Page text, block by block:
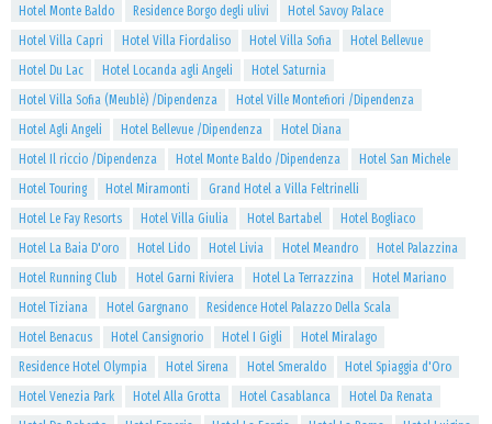
Hotel Monte Baldo Residence Borgo degli ulivi
Hotel Savoy Palace
Hotel Villa Capri
Hotel Villa Fiordaliso Hotel Villa Sofia
Hotel Bellevue
Hotel Du Lac
Hotel Locanda agli Angeli
Hotel Saturnia
Hotel Villa Sofia (Meublè) /Dipendenza
Hotel Ville Montefiori /Dipendenza
Hotel Agli Angeli
Hotel Bellevue /Dipendenza
Hotel Diana
Hotel Il riccio /Dipendenza
Hotel Monte Baldo /Dipendenza
Hotel San Michele
Hotel Touring
Hotel Miramonti
Grand Hotel a Villa Feltrinelli
Hotel Le Fay Resorts
Hotel Villa Giulia Hotel Bartabel
Hotel Bogliaco
Hotel La Baia D'oro
Hotel Lido Hotel Livia Hotel Meandro
Hotel Palazzina
Hotel Running Club
Hotel Garni Riviera Hotel La Terrazzina
Hotel Mariano
Hotel Tiziana
Hotel Gargnano
Residence Hotel Palazzo Della Scala
Hotel Benacus
Hotel Cansignorio Hotel I Gigli
Hotel Miralago
Residence Hotel Olympia
Hotel Sirena Hotel Smeraldo
Hotel Spiaggia d'Oro
Hotel Venezia Park
Hotel Alla Grotta Hotel Casablanca
Hotel Da Renata